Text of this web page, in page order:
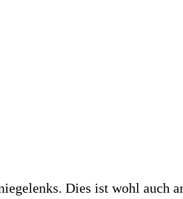
Dies ist wohl auch